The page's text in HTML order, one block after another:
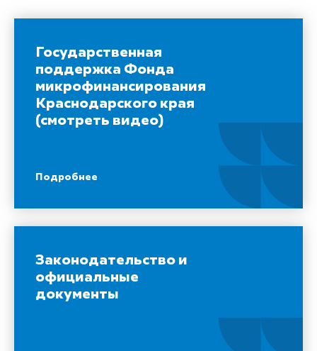
Государственная
поддержка Фонда
микрофинансирования
Краснодарского края
(смотреть видео)
Подробнее
Законодательство и
официальные
документы